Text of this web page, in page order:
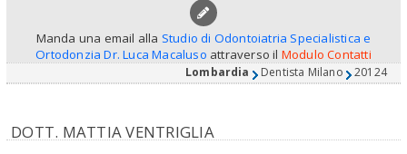
Manda una email alla Studio di Odontoiatria Specialistica e
Ortodonzia Dr. Luca Macaluso attraverso il Modulo Contatti
Lombardia Dentista Milano 20124
DOTT. MATTIA VENTRIGLIA